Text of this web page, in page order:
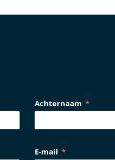
Achternaam
E-mail